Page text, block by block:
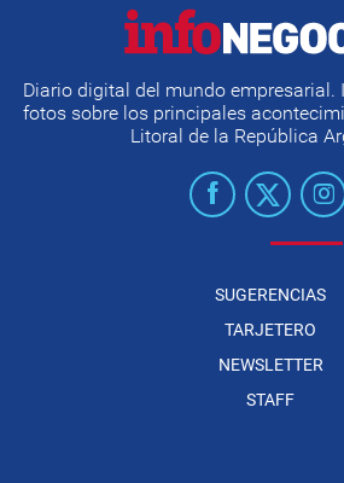
Diario digital del mundo
fotos sobre los principales
Litoral de la República
SUGERENCIAS
TARJETERO
NEWSLETTER
STAFF